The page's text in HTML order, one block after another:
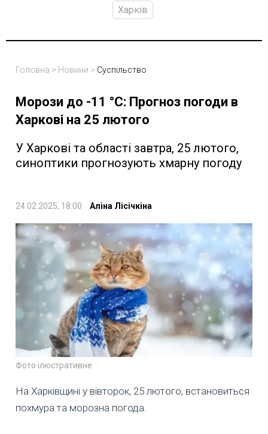
Харків
Головна > Новини > Суспільство
Морози до -11 °C: Прогноз погоди в
Харкові на 25 лютого
У Харкові та області завтра, 25 лютого,
синоптики прогнозують хмарну погоду
24.02.2025, 18:00 Аліна Лісічкіна
Фото ілюстративне
На Харківщині у вівторок, 25 лютого, встановиться
похмура та морозна погода.